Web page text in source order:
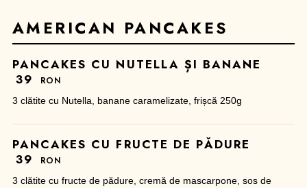
AMERICAN PANCAKES
PANCAKES CU NUTELLA ȘI BANANE
39
RON
3 clătite cu Nutella, banane caramelizate, frișcă 250g
PANCAKES CU FRUCTE DE PĂDURE
39
RON
3 clătite cu fructe de pădure, cremă de mascarpone, sos de